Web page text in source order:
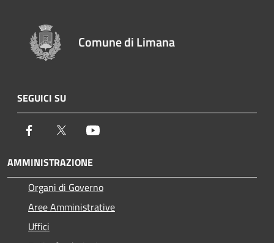
Comune di Limana
SEGUICI SU
Facebook Twitter
AMMINISTRAZIONE
Organi di Governo
Aree Amministrative
Uffici